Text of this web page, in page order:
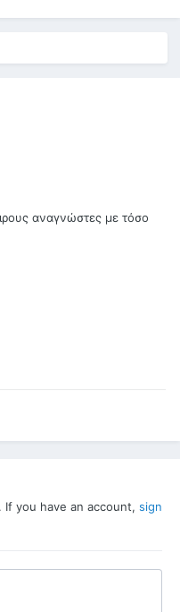
αναγνώστες με τόσο
you have an account, sign